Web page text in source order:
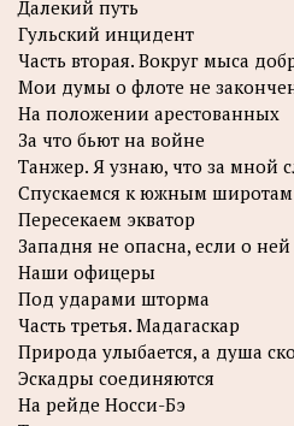
Далекий путь
Гульский инцидент
Часть вторая. Вокруг мыса
Мои думы о флоте не
На положении арестованных
За что бьют на войне
Танжер. Я узнаю, что за мной
Спускаемся к южным широтам
Пересекаем экватор
Западня не опасна, если о
Наши офицеры
Под ударами шторма
Часть третья. Мадагаскар
Природа улыбается, а душа
Эскадры соединяются
На рейде Носси-Бэ